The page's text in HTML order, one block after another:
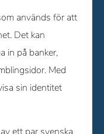
används för att
Det kan
in på banker,
Med
sin identitet